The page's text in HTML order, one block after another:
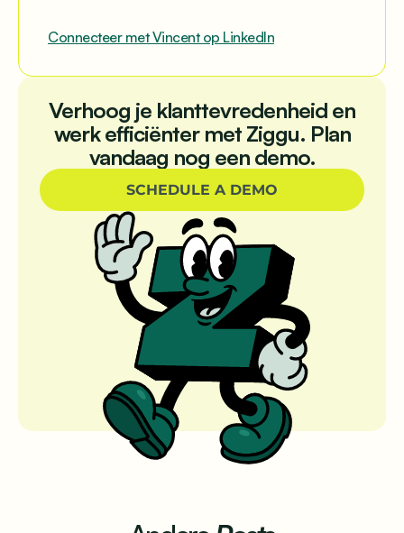
Connecteer met Vincent op LinkedIn
Verhoog je klanttevredenheid en
werk efficiënter met Ziggu. Plan
vandaag nog een demo.
SCHEDULE A DEMO